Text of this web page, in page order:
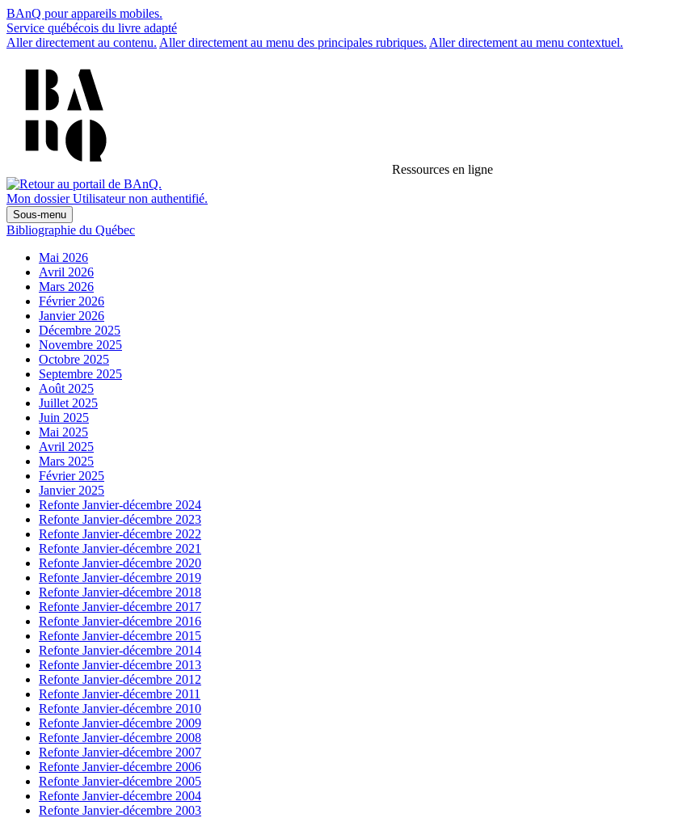
BAnQ pour appareils mobiles.
Service québécois du livre adapté
Aller directement au contenu. Aller directement au menu des principales rubriques. Aller directement au menu contextuel.
Ressources en ligne
Mon dossier Utilisateur non authentifié.
Sous-menu
Bibliographie du Québec
Mai 2026
Avril 2026
Mars 2026
Février 2026
Janvier 2026
Décembre 2025
Novembre 2025
Octobre 2025
Septembre 2025
Août 2025
Juillet 2025
Juin 2025
Mai 2025
Avril 2025
Mars 2025
Février 2025
Janvier 2025
Refonte Janvier-décembre 2024
Refonte Janvier-décembre 2023
Refonte Janvier-décembre 2022
Refonte Janvier-décembre 2021
Refonte Janvier-décembre 2020
Refonte Janvier-décembre 2019
Refonte Janvier-décembre 2018
Refonte Janvier-décembre 2017
Refonte Janvier-décembre 2016
Refonte Janvier-décembre 2015
Refonte Janvier-décembre 2014
Refonte Janvier-décembre 2013
Refonte Janvier-décembre 2012
Refonte Janvier-décembre 2011
Refonte Janvier-décembre 2010
Refonte Janvier-décembre 2009
Refonte Janvier-décembre 2008
Refonte Janvier-décembre 2007
Refonte Janvier-décembre 2006
Refonte Janvier-décembre 2005
Refonte Janvier-décembre 2004
Refonte Janvier-décembre 2003